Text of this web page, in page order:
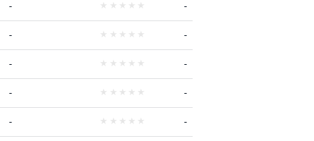
- -
- -
- -
- -
- -